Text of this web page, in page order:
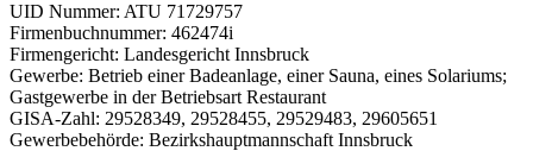
UID Nummer: ATU 71729757
Firmenbuchnummer: 462474i
Firmengericht: Landesgericht Innsbruck
Gewerbe: Betrieb einer Badeanlage, einer Sauna, eines Solariums;
Gastgewerbe in der Betriebsart Restaurant
GISA-Zahl: 29528349, 29528455, 29529483, 29605651
Gewerbebehörde: Bezirkshauptmannschaft Innsbruck